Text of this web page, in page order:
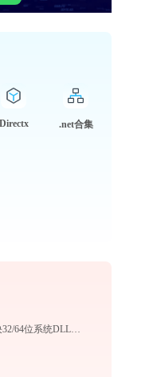
Directx .net合集
mscorlib.dll下载指南：解决32/64位系统DLL缺失问题 - 官方免费版